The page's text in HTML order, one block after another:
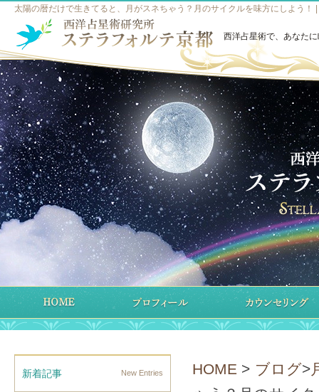
太陽の暦だけで生きてると、月がスネちゃう？月のサイクルを味方にしよう！
西洋占星術で、あなた
新着記事 New Entries HOME > ブログ>